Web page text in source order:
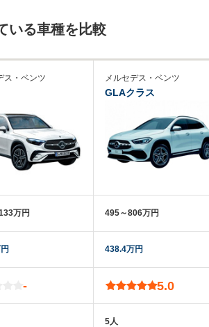
いる車種を比較
ス・ベンツ
万円
-
メルセデス・ベンツ
GLAクラス
495～806万円
438.4万円
5.0
5人